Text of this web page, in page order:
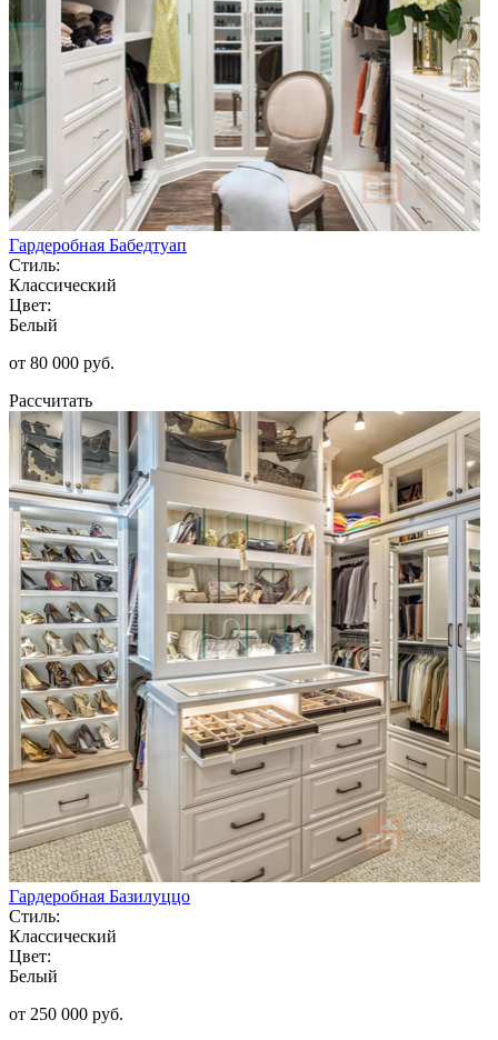
Гардеробная Бабедтуап
Стиль:
Классический
Цвет:
Белый
от 80 000 руб.
Рассчитать
Гардеробная Базилуццо
Стиль:
Классический
Цвет:
Белый
от 250 000 руб.